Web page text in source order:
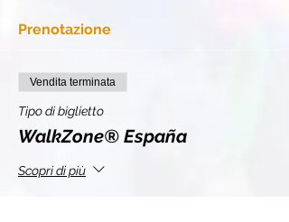
Prenotazione
Vendita terminata
Tipo di biglietto
WalkZone® España
Scopri di più